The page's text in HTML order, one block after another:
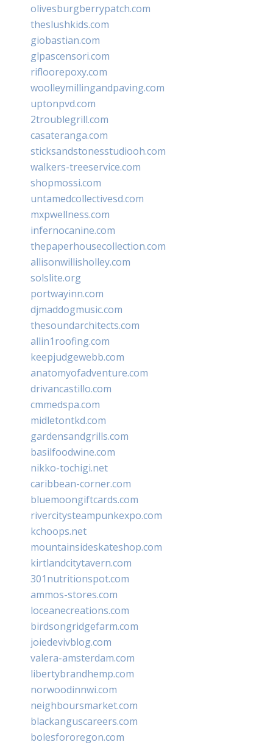
olivesburgberrypatch.com
theslushkids.com
giobastian.com
glpascensori.com
rifloorepoxy.com
woolleymillingandpaving.com
uptonpvd.com
2troublegrill.com
casateranga.com
sticksandstonesstudiooh.com
walkers-treeservice.com
shopmossi.com
untamedcollectivesd.com
mxpwellness.com
infernocanine.com
thepaperhousecollection.com
allisonwillisholley.com
solslite.org
portwayinn.com
djmaddogmusic.com
thesoundarchitects.com
allin1roofing.com
keepjudgewebb.com
anatomyofadventure.com
drivancastillo.com
cmmedspa.com
midletontkd.com
gardensandgrills.com
basilfoodwine.com
nikko-tochigi.net
caribbean-corner.com
bluemoongiftcards.com
rivercitysteampunkexpo.com
kchoops.net
mountainsideskateshop.com
kirtlandcitytavern.com
301nutritionspot.com
ammos-stores.com
loceanecreations.com
birdsongridgefarm.com
joiedevivblog.com
valera-amsterdam.com
libertybrandhemp.com
norwoodinnwi.com
neighboursmarket.com
blackanguscareers.com
bolesfororegon.com